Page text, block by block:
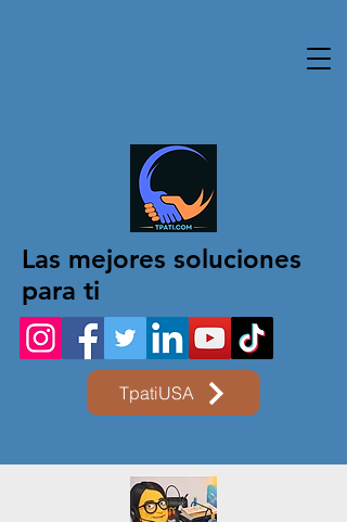
Las mejores soluciones
para ti
TpatiUSA